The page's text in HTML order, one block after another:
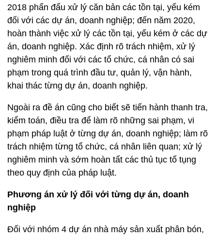
2018 phấn đấu xử lý căn bản các tồn tại, yếu kém
đối với các dự án, doanh nghiệp; đến năm 2020,
hoàn thành việc xử lý các tồn tại, yếu kém ở các dự
án, doanh nghiệp. Xác định rõ trách nhiệm, xử lý
nghiêm minh đối với các tổ chức, cá nhân có sai
phạm trong quá trình đầu tư, quản lý, vận hành,
khai thác từng dự án, doanh nghiệp.
Ngoài ra đề án cũng cho biết sẽ tiến hành thanh tra,
kiểm toán, điều tra để làm rõ những sai phạm, vi
phạm pháp luật ở từng dự án, doanh nghiệp; làm rõ
trách nhiệm từng tổ chức, cá nhân liên quan; xử lý
nghiêm minh và sớm hoàn tất các thủ tục tố tụng
theo quy định của pháp luật.
Phương án xử lý đối với từng dự án, doanh
nghiệp
Đối với nhóm 4 dự án nhà máy sản xuất phân bón,